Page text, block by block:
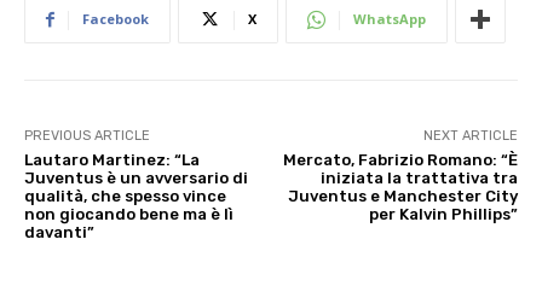
Facebook X WhatsApp
PREVIOUS ARTICLE
Lautaro Martinez: “La
Juventus è un avversario di
qualità, che spesso vince
non giocando bene ma è lì
davanti”
NEXT ARTICLE
Mercato, Fabrizio Romano: “È
iniziata la trattativa tra
Juventus e Manchester City
per Kalvin Phillips”